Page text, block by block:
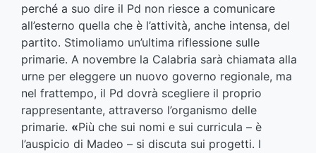
perché a suo dire il Pd non riesce a comunicare
all’esterno quella che è l’attività, anche intensa, del
partito. Stimoliamo un’ultima riflessione sulle
primarie. A novembre la Calabria sarà chiamata alla
urne per eleggere un nuovo governo regionale, ma
nel frattempo, il Pd dovrà scegliere il proprio
rappresentante, attraverso l’organismo delle
primarie. «Più che sui nomi e sui curricula – è
l’auspicio di Madeo – si discuta sui progetti. I